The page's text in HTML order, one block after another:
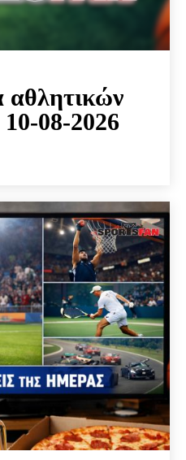
αθλητικών
08-2026